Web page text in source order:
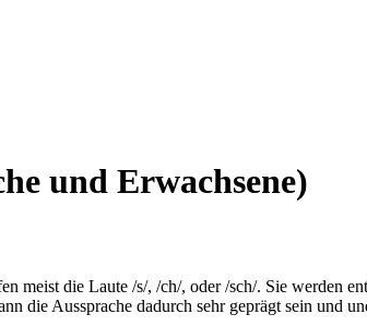
und Erwachsene)
meist die Laute /s/, /ch/, oder /sch/. Sie
die Aussprache dadurch sehr geprägt sein und